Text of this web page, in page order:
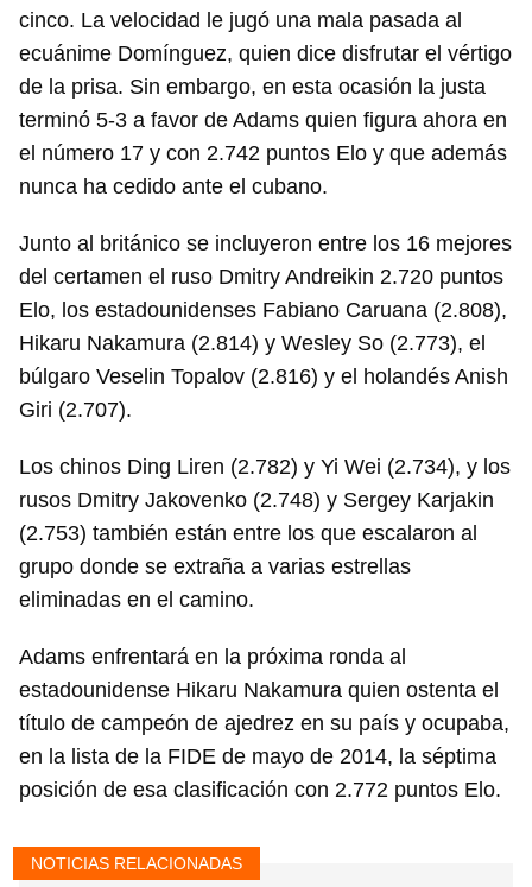
cinco. La velocidad le jugó una mala pasada al
ecuánime Domínguez, quien dice disfrutar el vértigo
de la prisa. Sin embargo, en esta ocasión la justa
terminó 5-3 a favor de Adams quien figura ahora en
el número 17 y con 2.742 puntos Elo y que además
nunca ha cedido ante el cubano.
Junto al británico se incluyeron entre los 16 mejores
del certamen el ruso Dmitry Andreikin 2.720 puntos
Elo, los estadounidenses Fabiano Caruana (2.808),
Hikaru Nakamura (2.814) y Wesley So (2.773), el
búlgaro Veselin Topalov (2.816) y el holandés Anish
Giri (2.707).
Los chinos Ding Liren (2.782) y Yi Wei (2.734), y los
rusos Dmitry Jakovenko (2.748) y Sergey Karjakin
(2.753) también están entre los que escalaron al
grupo donde se extraña a varias estrellas
eliminadas en el camino.
Adams enfrentará en la próxima ronda al
estadounidense Hikaru Nakamura quien ostenta el
título de campeón de ajedrez en su país y ocupaba,
en la lista de la FIDE de mayo de 2014, la séptima
posición de esa clasificación con 2.772 puntos Elo.
NOTICIAS RELACIONADAS